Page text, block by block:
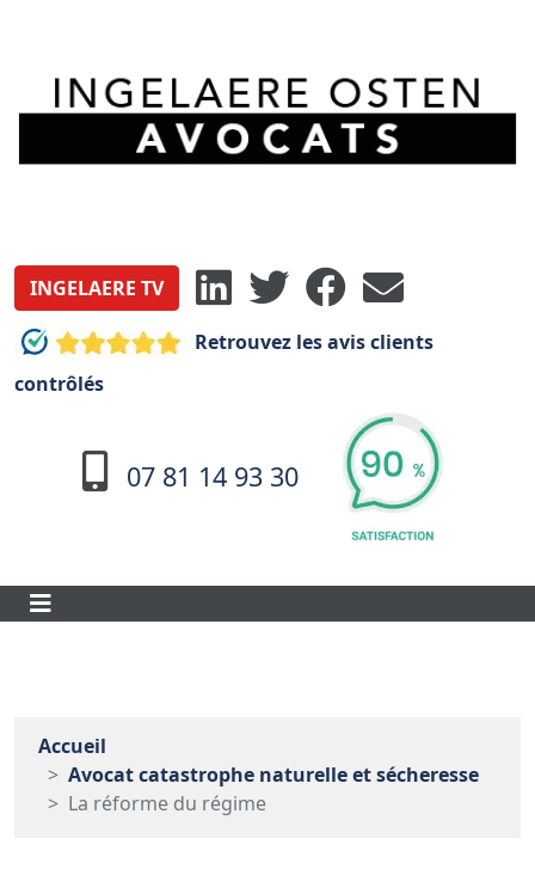
INGELAERE TV
Retrouvez les avis clients
contrôlés
07 81 14 93 30
Accueil
Avocat catastrophe naturelle et sécheresse
La réforme du régime